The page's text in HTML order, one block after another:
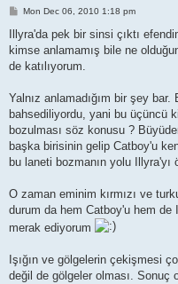
P
s
t
Mon Dec 06, 2010 1:18 pm
Illyra'da pek bir sinsi çıktı
kimse anlamamış bile ne
de katılıyorum.
Yalnız anlamadığım bir şey
bahsediliyordu, yani bu üçüncü
bozulması söz konusu ?
başka birisinin gelip Catboy'u
bu laneti bozmanın yolu Illyra'yı
O zaman eminim kırmızı ve
durum da hem Catboy'u hem
merak ediyorum
Işığın ve gölgelerin çekişmesi
değil de gölgeler olması. Sonuç